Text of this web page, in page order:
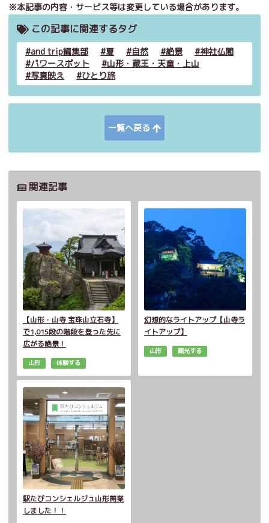
※本記事の内容・サービス等は変更している場合があります。
この記事に関連するタグ
and trip編集部 夏 自然 絶景
神社仏閣
パワースポット
山形・蔵王・天童・上山
写真映え
ひとり旅
一覧へ戻る
関連記事
【山形・山寺 宝珠山立石寺】
で1,015段の階段を登った先に
広がる絶景！
山形 体験する
幻想的なライトアップ【山寺ラ
イトアップ】
山形 観光する
駅たびコンシェルジュ山形開業
しました！！